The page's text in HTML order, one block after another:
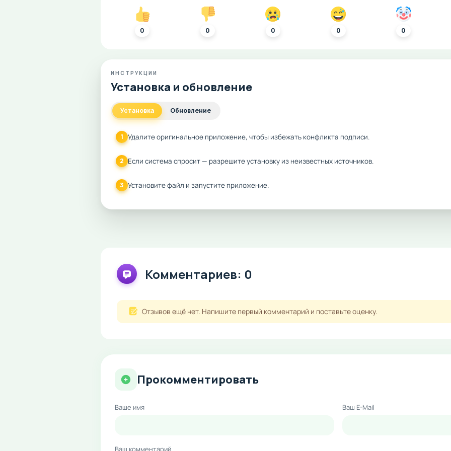
0 0 0 0 0
ИНСТРУКЦИИ
Установка и обновление
Установка Обновление
1 Удалите оригинальное приложение, чтобы избежать конфликта подписи.
2 Если система спросит — разрешите установку из неизвестных источников.
3 Установите файл и запустите приложение.
Комментариев: 0
Отзывов ещё нет. Напишите первый комментарий и поставьте оценку.
Прокомментировать
Ваше имя Ваш E-Mail
Ваш комментарий